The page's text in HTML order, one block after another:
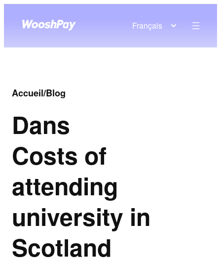
Français
Accueil/Blog
Dans
Costs of
attending
university in
Scotland